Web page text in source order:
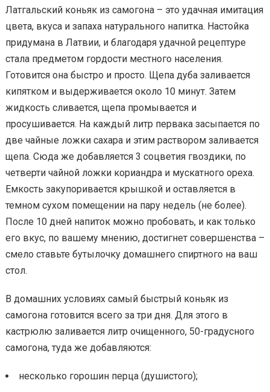
Латгальский коньяк из самогона – это удачная имитация
цвета, вкуса и запаха натурального напитка. Настойка
придумана в Латвии, и благодаря удачной рецептуре
стала предметом гордости местного населения.
Готовится она быстро и просто. Щепа дуба заливается
кипятком и выдерживается около 10 минут. Затем
жидкость сливается, щепа промывается и
просушивается. На каждый литр первака засыпается по
две чайные ложки сахара и этим раствором заливается
щепа. Сюда же добавляется 3 соцветия гвоздики, по
четверти чайной ложки кориандра и мускатного ореха.
Емкость закупоривается крышкой и оставляется в
темном сухом помещении на пару недель (не более).
После 10 дней напиток можно пробовать, и как только
его вкус, по вашему мнению, достигнет совершенства –
смело ставьте бутылочку домашнего спиртного на ваш
стол.
В домашних условиях самый быстрый коньяк из
самогона готовится всего за три дня. Для этого в
кастрюлю заливается литр очищенного, 50-градусного
самогона, туда же добавляются:
несколько горошин перца (душистого);